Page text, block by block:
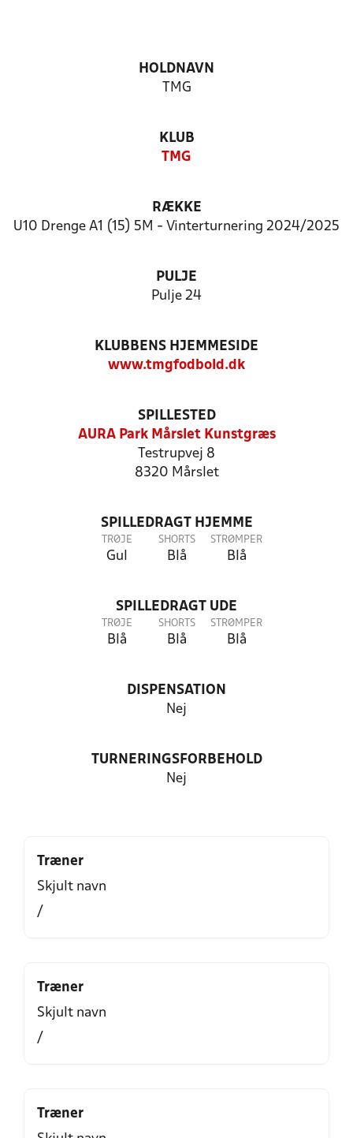
HOLDNAVN
TMG
KLUB
TMG
RÆKKE
U10 Drenge A1 (15) 5M - Vinterturnering 2024/2025
PULJE
Pulje 24
KLUBBENS HJEMMESIDE
www.tmgfodbold.dk
SPILLESTED
AURA Park Mårslet Kunstgræs
Testrupvej 8
8320 Mårslet
SPILLEDRAGT HJEMME
TRØJE
Gul
SHORTS
Blå
STRØMPER
Blå
SPILLEDRAGT UDE
TRØJE
Blå
SHORTS
Blå
STRØMPER
Blå
DISPENSATION
Nej
TURNERINGSFORBEHOLD
Nej
Træner
Skjult navn
/
Træner
Skjult navn
/
Træner